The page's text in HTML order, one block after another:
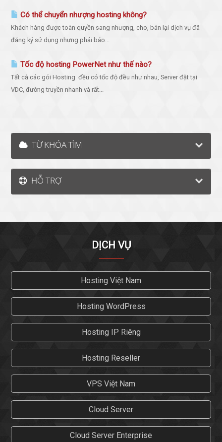
Có thể chuyển nhượng hosting không?
Khách hàng được toàn quyền sang nhượng, cho, bán lại dịch vụ đã
đăng ký sử dụng nhưng phải báo...
Tốc độ hosting PowerNet như thế nào?
Tất cả các gói Hosting đều có tốc độ đều như nhau, Server đặt tại
VDC, đường truyền nhanh và rất...
TỪ KHÓA TÌM
HỖ TRỢ
DỊCH VỤ
Hosting Việt Nam
Hosting WordPress
Hosting IP Riêng
Hosting Reseller
VPS Việt Nam
Cloud Server
Cloud Server Enterprise